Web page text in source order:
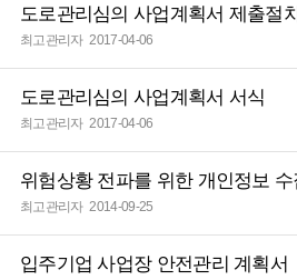
도로관리심의 사업계획서 제출절
최고관리자 2017-04-06
도로관리심의 사업계획서 서식
최고관리자 2017-04-06
위험상황 전파를 위한 개인정보
최고관리자 2014-09-25
입주기업 사업장 안전관리 계획서